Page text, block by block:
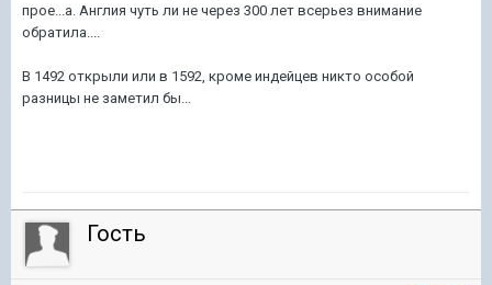
прое...а. Англия чуть ли не через 300 лет всерьез внимание
обратила....
В 1492 открыли или в 1592, кроме индейцев никто особой
разницы не заметил бы...
Гость